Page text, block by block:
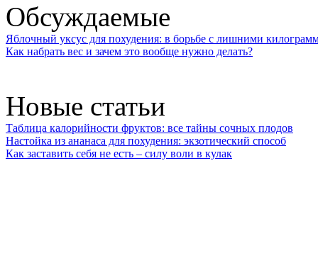
Обсуждаемые
Яблочный уксус для похудения: в борьбе с лишними
Как набрать вес и зачем это вообще нужно делать?
Новые статьи
Таблица калорийности фруктов: все тайны сочных плодов
Настойка из ананаса для похудения: экзотический способ
Как заставить себя не есть – силу воли в кулак